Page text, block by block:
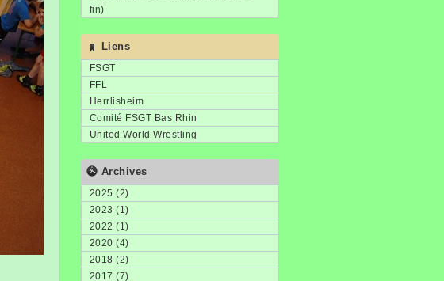
fin)
Liens
FSGT
FFL
Herrlisheim
Comité FSGT Bas Rhin
United World Wrestling
Archives
2025 (2)
2023 (1)
2022 (1)
2020 (4)
2018 (2)
2017 (7)